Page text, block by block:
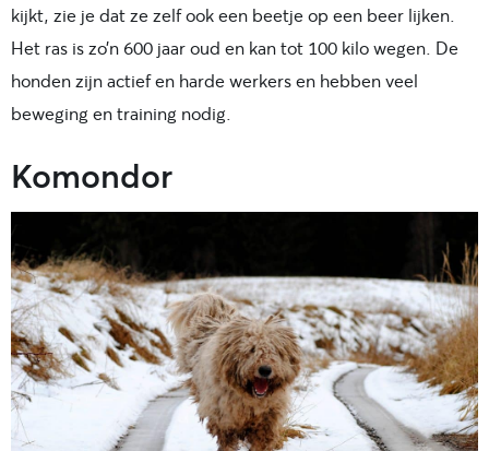
kijkt, zie je dat ze zelf ook een beetje op een beer lijken.
Het ras is zo’n 600 jaar oud en kan tot 100 kilo wegen. De
honden zijn actief en harde werkers en hebben veel
beweging en training nodig.
Komondor